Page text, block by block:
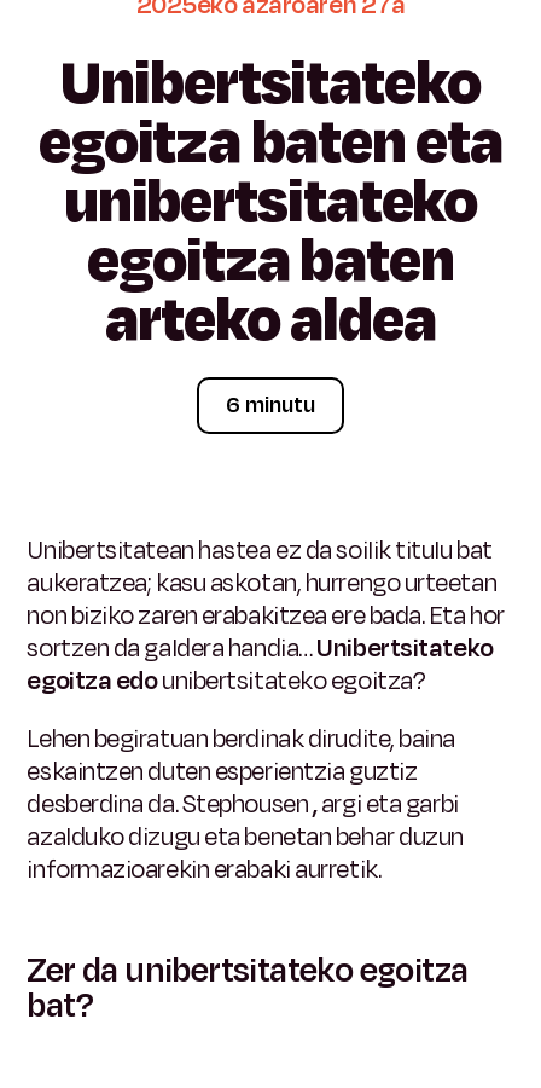
Unibertsitateko
egoitzabateneta
unibertsitateko
egoitzabaten
artekoaldea
6 minutu
Unibertsitatean hastea ez da soilik titulu bat
aukeratzea; kasu askotan, hurrengo urteetan
non biziko zaren erabakitzea ere bada. Eta hor
sortzen da galdera handia…Unibertsitateko
egoitza edounibertsitateko egoitza?
Lehen begiratuan berdinak dirudite, baina
eskaintzen duten esperientzia guztiz
desberdina da. Stephousen,argi eta garbi
azalduko dizugu eta benetan behar duzun
informazioarekin erabaki aurretik.
Zer da unibertsitateko egoitza
bat?